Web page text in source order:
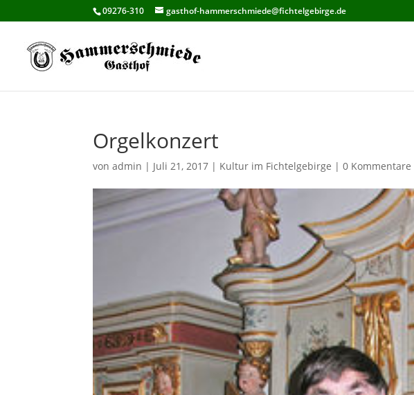
09276-310 gasthof-hammerschmiede@fichtelgebirge.de
Orgelkonzert
vonadmin | Juli 21, 2017 | Kultur im Fichtelgebirge |0 Kommentare